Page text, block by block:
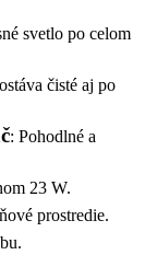
svetlo po celom
čisté aj po
: Pohodlné a
23 W.
prostredie.